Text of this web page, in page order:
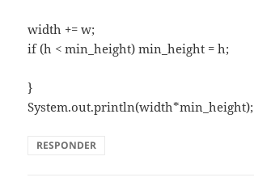
width += w;
if (h < min_height) min_height = h;
}
System.out.println(width*min_height);
RESPONDER